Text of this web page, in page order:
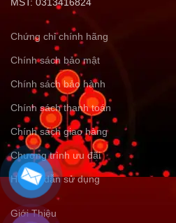
Chứng chỉ chính hãng
Chính sách bảo mật
Chính sách bảo hành
Chính sách thanh toán
Chính sách giao hàng
Chương trình ưu đãi
Hướng dẫn sử dụng
Giới Thiệu